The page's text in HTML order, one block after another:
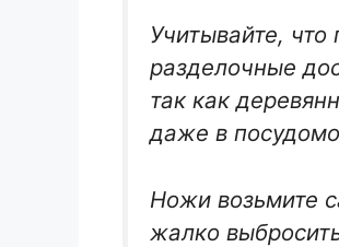
Учитывайте,
разделочные
так как
даже в
Ножи возьмите
жалко